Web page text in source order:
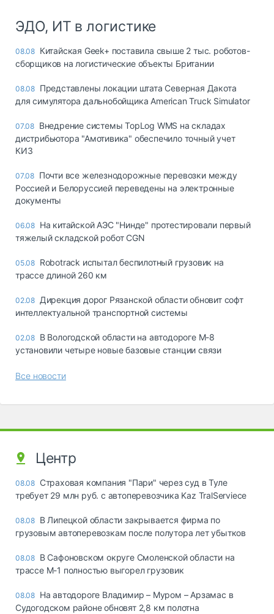
ЭДО, ИТ в логистике
08.08 Китайская Geek+ поставила свыше 2 тыс. роботов-
сборщиков на логистические объекты Британии
08.08 Представлены локации штата Северная Дакота
для симулятора дальнобойщика American Truck Simulator
07.08 Внедрение системы TopLog WMS на складах
дистрибьютора "Амотивика" обеспечило точный учет
КИЗ
07.08 Почти все железнодорожные перевозки между
Россией и Белоруссией переведены на электронные
документы
06.08 На китайской АЭС "Нинде" протестировали первый
тяжелый складской робот CGN
05.08 Robotrack испытал беспилотный грузовик на
трассе длиной 260 км
02.08 Дирекция дорог Рязанской области обновит софт
интеллектуальной транспортной системы
02.08 В Вологодской области на автодороге М-8
установили четыре новые базовые станции связи
Все новости
Центр
08.08 Страховая компания "Пари" через суд в Туле
требует 29 млн руб. с автоперевозчика Kaz TralServiece
08.08 В Липецкой области закрывается фирма по
грузовым автоперевозкам после полутора лет убытков
08.08 В Сафоновском округе Смоленской области на
трассе М-1 полностью выгорел грузовик
08.08 На автодороге Владимир – Муром – Арзамас в
Судогодском районе обновят 2,8 км полотна